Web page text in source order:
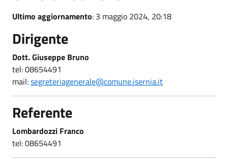
Ultimo aggiornamento: 3 maggio 2024, 20:18
Dirigente
Dott. Giuseppe Bruno
tel: 08654491
mail:segreteriagenerale@comune.isernia.it
Referente
Lombardozzi Franco
tel: 08654491